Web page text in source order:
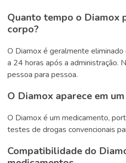
Quanto tempo o Diamox
corpo?
O Diamox é geralmente
a 24 horas após a administração.
pessoa para pessoa.
O Diamox aparece em
O Diamox é um medicamento,
testes de drogas convencionais
Compatibilidade do